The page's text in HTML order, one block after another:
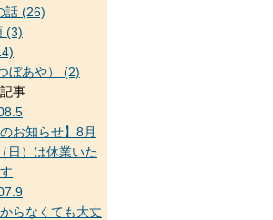
話 (26)
(3)
ぼあや） (2)
事
お知らせ】8月
日）は休業いた
らなくても大丈